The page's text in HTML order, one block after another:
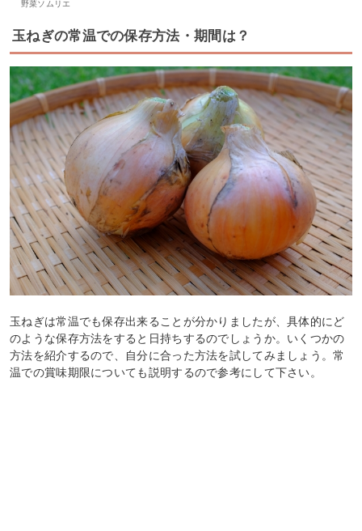
野菜ソムリエ
玉ねぎの常温での保存方法・期間は？
玉ねぎは常温でも保存出来ることが分かりましたが、具体的にど
のような保存方法をすると日持ちするのでしょうか。いくつかの
方法を紹介するので、自分に合った方法を試してみましょう。常
温での賞味期限についても説明するので参考にして下さい。